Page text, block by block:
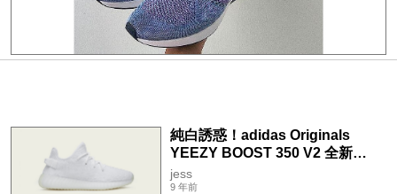
純白誘惑！adidas Originals
YEEZY BOOST 350 V2 全新
「Cream White」配色登場
jess
9 年前